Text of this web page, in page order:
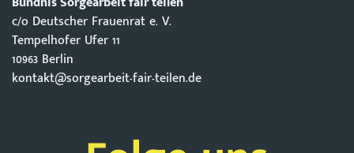
c/o Deutscher Frauenrat e. V.
Tempelhofer Ufer 11
10963 Berlin
kontakt@sorgearbeit-fair-teilen.de